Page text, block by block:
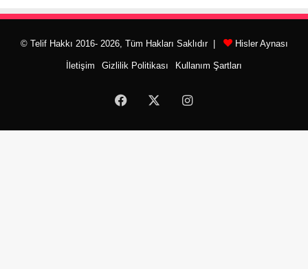
© Telif Hakkı 2016- 2026, Tüm Hakları Saklıdır | Hisler Aynası
İletişim Gizlilik Politikası Kullanım Şartları
Facebook Instagram